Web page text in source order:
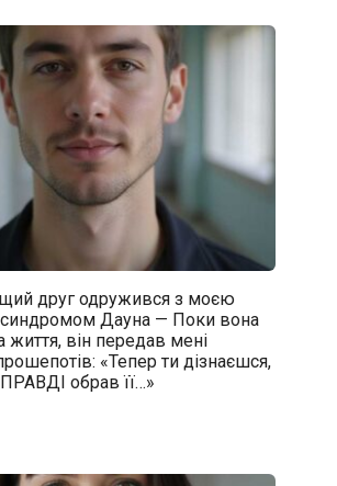
друг одружився з моєю
синдромом Дауна — Поки вона
життя, він передав мені
«Тепер ти дізнаєшся,
обрав її…»